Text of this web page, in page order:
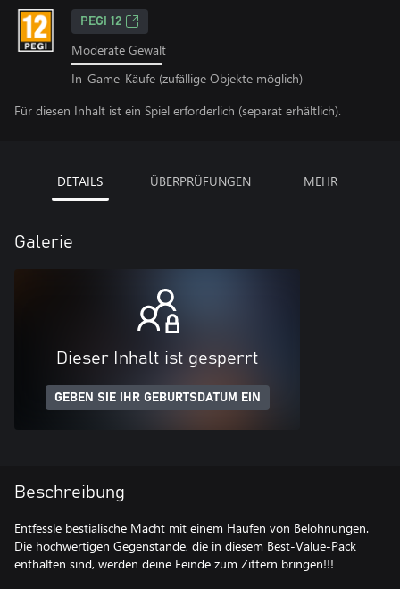
PEGI 12
Moderate Gewalt
In-Game-Käufe (zufällige Objekte möglich)
Für diesen Inhalt ist ein Spiel erforderlich (separat erhältlich).
DETAILS ÜBERPRÜFUNGEN MEHR
Galerie
Dieser Inhalt ist gesperrt
GEBEN SIE IHR GEBURTSDATUM EIN
Beschreibung
Entfessle bestialische Macht mit einem Haufen von Belohnungen.
Die hochwertigen Gegenstände, die in diesem Best-Value-Pack
enthalten sind, werden deine Feinde zum Zittern bringen!!!